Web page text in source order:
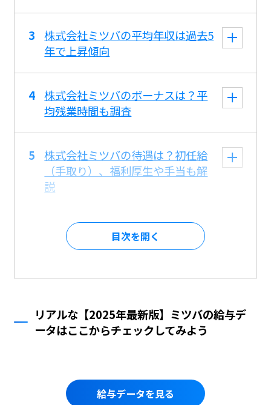
株式会社ミツバの平均年収は過去5
年で上昇傾向
株式会社ミツバのボーナスは？平
均残業時間も調査
株式会社ミツバの待遇は？初任給
（手取り）、福利厚生や手当も解
説
目次を
リアルな【2025年最新版】ミツバの給与デ
ータはここからチェックしてみよう
給与データを見る